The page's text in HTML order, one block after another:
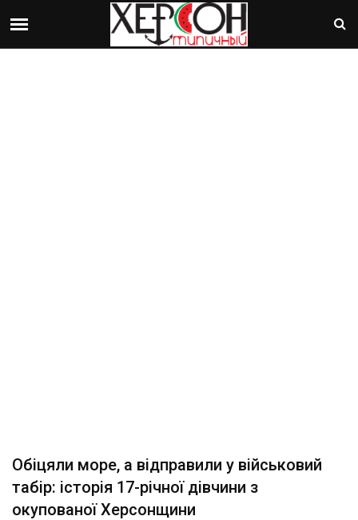
Обіцяли море, а відправили у військовий
табір: історія 17-річної дівчини з
окупованої Херсонщини